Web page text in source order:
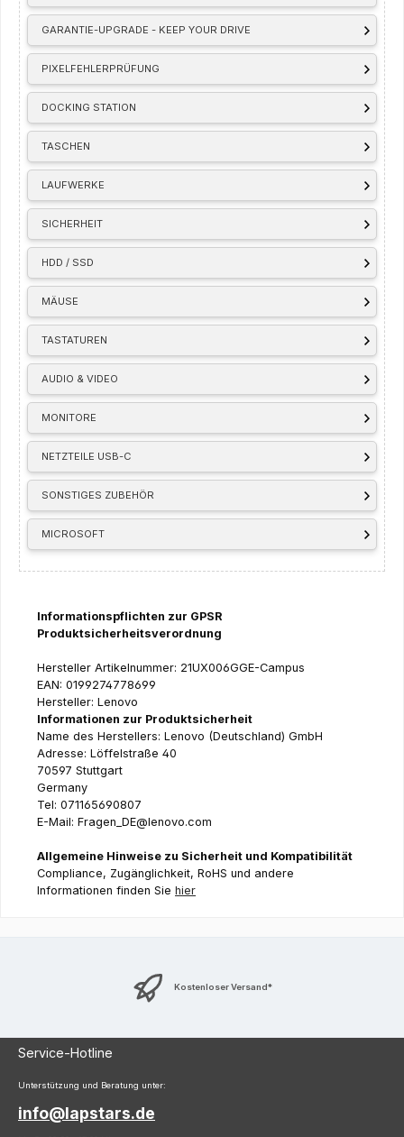
GARANTIE-UPGRADE - KEEP YOUR DRIVE
PIXELFEHLERPRÜFUNG
DOCKING STATION
TASCHEN
LAUFWERKE
SICHERHEIT
HDD / SSD
MÄUSE
TASTATUREN
AUDIO & VIDEO
MONITORE
NETZTEILE USB-C
SONSTIGES ZUBEHÖR
MICROSOFT
Informationspflichten zur GPSR
Produktsicherheitsverordnung
Hersteller Artikelnummer: 21UX006GGE-Campus
EAN: 0199274778699
Hersteller: Lenovo
Informationen zur Produktsicherheit
Name des Herstellers: Lenovo (Deutschland) GmbH
Adresse: Löffelstraße 40
70597 Stuttgart
Germany
Tel: 071165690807
E-Mail: Fragen_DE@lenovo.com
Allgemeine Hinweise zu Sicherheit und Kompatibilität
Compliance, Zugänglichkeit, RoHS und andere
Informationen finden Sie hier
Kostenloser Versand*
Service-Hotline
Unterstützung und Beratung unter:
info@lapstars.de